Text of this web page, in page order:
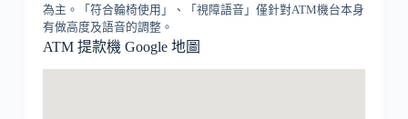
為主。「符合輪椅使用」、「視障語音」僅針對ATM機台本身
有做高度及語音的調整。
ATM 提款機 Google 地圖